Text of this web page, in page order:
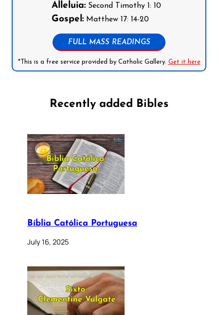
Alleluia:Second Timothy 1: 10
Gospel:Matthew 17: 14-20
FULL MASS READINGS
*This is a free service provided by Catholic Gallery. Get it here
Recently added Bibles
Bíblia Católica Portuguesa
July 16, 2025